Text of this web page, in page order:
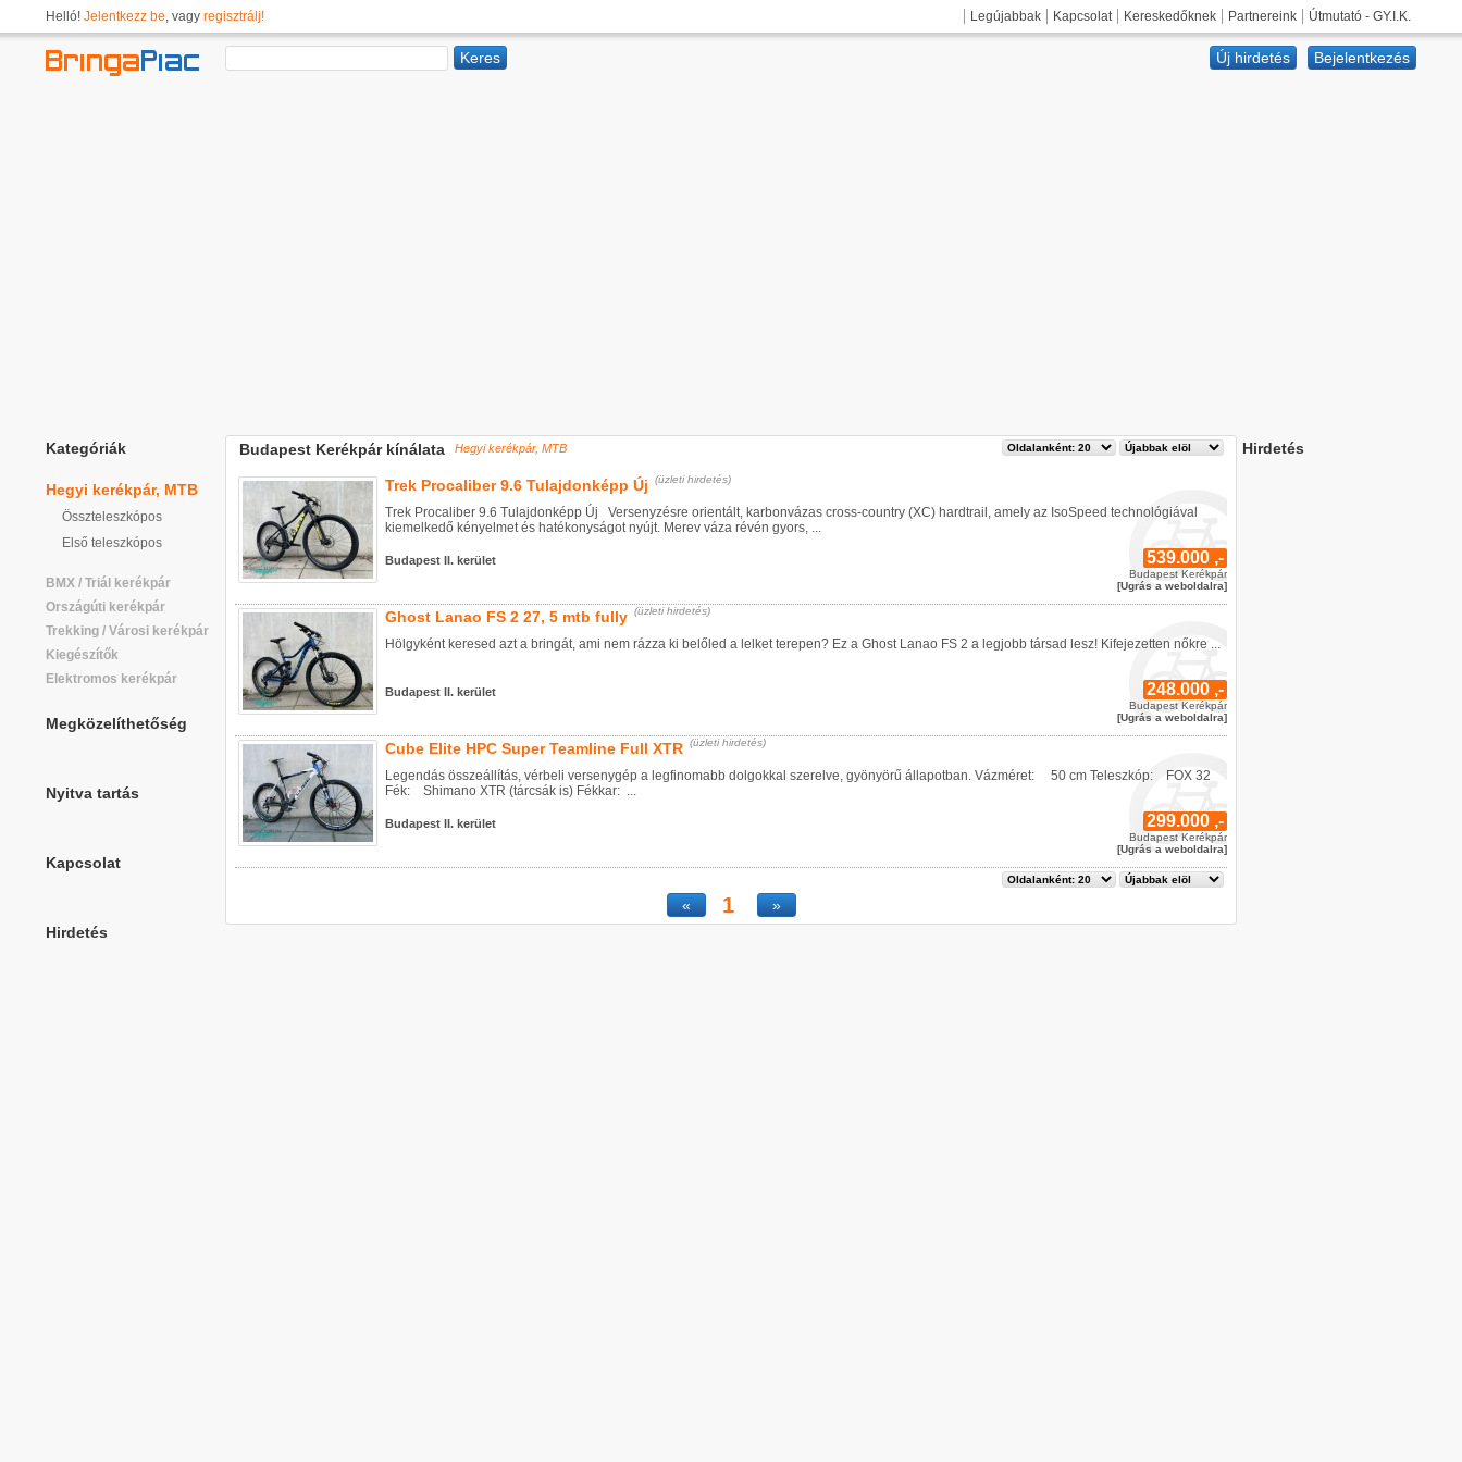
Helló! Jelentkezz be, vagy regisztrálj! Útmutató - GY.I.K.
Partnereink
Kereskedőknek
Kapcsolat
Legújabbak
Bejelentkezés
Új hirdetés
Kategóriák
Hegyi kerékpár, MTB
Összteleszkópos
Első teleszkópos
BMX / Triál kerékpár
Országúti kerékpár
Trekking / Városi kerékpár
Kiegészítők
Elektromos kerékpár
Megközelíthetőség
Nyitva tartás
Kapcsolat
Hirdetés
Budapest Kerékpár kínálata Hegyi kerékpár, MTB
Trek Procaliber 9.6 Tulajdonképp Új (üzleti hirdetés)
Trek Procaliber 9.6 Tulajdonképp Új Versenyzésre orientált, karbonvázas cross-country (XC) hardtrail, amely az IsoSpeed technológiával
kiemelkedő kényelmet és hatékonyságot nyújt. Merev váza révén gyors, ...
539.000 ,-
Budapest II. kerület
Budapest Kerékpár
[Ugrás a weboldalra]
Ghost Lanao FS 2 27, 5 mtb fully (üzleti hirdetés)
Hölgyként keresed azt a bringát, ami nem rázza ki belőled a lelket terepen? Ez a Ghost Lanao FS 2 a legjobb társad lesz! Kifejezetten nőkre ...
248.000 ,-
Budapest II. kerület
Budapest Kerékpár
[Ugrás a weboldalra]
Cube Elite HPC Super Teamline Full XTR (üzleti hirdetés)
Legendás összeállítás, vérbeli versenygép a legfinomabb dolgokkal szerelve, gyönyörű állapotban. Vázméret: 50 cm Teleszkóp: FOX 32
Fék: Shimano XTR (tárcsák is) Fékkar: ...
299.000 ,-
Budapest II. kerület
Budapest Kerékpár
[Ugrás a weboldalra]
« 1 »
Hirdetés